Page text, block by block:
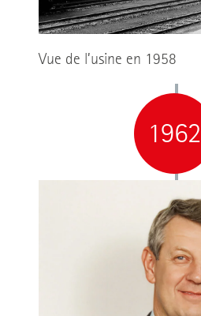
Vue de l’usine en 1958
1962